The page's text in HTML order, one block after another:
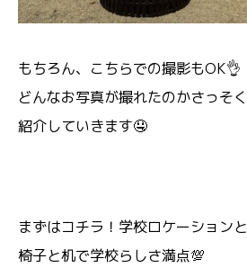
もちろん、こちらでの撮影もOK👌
どんなお写真が撮れたのかさっそ
紹介していきます🤤
まずはコチラ！学校ロケーション
椅子と机で学校らしさ満点💯